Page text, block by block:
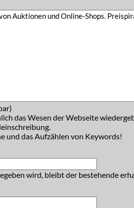
das Wesen der Webseite
und das Aufzählen von Keywords!
wird, bleibt der bestehende